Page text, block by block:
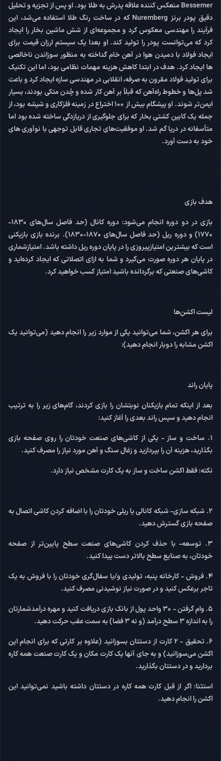
Bessemer منعکس کننده علاقه پدرش به طلا بود. او پس از تجزیه و تحلیل
دقیق پودر برنز Nuremberg که در ساخت رنگ طلا استفاده می‌شد، این
فرآیند را مهندسی معکوس کرد و مجموعه‌ای از شش ماشین بخار را ایجاد
کرد که می‌توانست پودر را تولید کند. او بعدا یک سیستم ارزان قیمت برای
ایجاد فولاد با دمیدن هوا در آهن خام گداخته به منظور سوزاندن ناخالصی
ها ایجاد کرد. هدف در ابتدا کاهش هزینه مهمات نظامی بود، اما این تکنیک
برای تولید فولاد مقرون به صرفه، انقلابی در مهندسی سازه ایجاد کرد و باعث
شد پل‌ها و خطوط راه‌آهن که قبلاً بر آهن کار شده و چُدن متکی بودند، بسیار
ایمن‌تر شوند. او پیشگام بیش از 100 اختراع در زمینه فلزکاری و شیشه بود، از
جمله یک کابین کشتی بخار که برای جلوگیری از دریازدگی ساخته شده بود اما
متأسفانه در دریا گم شد. او موفقیت‌های تجاری قابل توجهی با نوآوری های
خود به دست آورد.
هدف بازی
بازی در دو دوره انجام می‌شود: دوره کانال (حد فاصل سال‌های 1830-
1770) و دوره ریل (حد فاصل سال‌های 1870-1830). برنده بازی بازیکنی
است که بیشترین امتیازپیروزی را در پایان دوره ریل داشته باشد. امتیازشماری
در پایان هر دوره صورت می‌گیرد و شما به ازای اتصلاتی که ایجاد کرده‌اید و
کاشی‌های صنعتی که برگردانده باشید امتیاز کسب خواهید کرد.
لیست اکشن‌ها
برای هر اکشن، شما می‌توانید یکی از موارد زیر را انجام دهید (می‌توانید یک
اکشن مشابه را دوبار انجام دهید):
پایان راند
بعد از اینکه تمام بازیکنان نوبتشان را بازی کردند، گام‌های زیر را به ترتیب
انجام دهید و سپس راند بعدی را آغاز کنید:
1. ساخت و ساز -
یکی از کاشی‌های صنعت خودتان را روی صفحه بازی
بگذارید، هزینه آن را بپردازید و زغال سنگ و آهن مورد نیاز را مصرف کنید.
نکته:فقط اکشن ساخت و ساز به یک کارت مشخص نیاز دارد.
2. شبکه سازی-
شبکه کانالی یا ریلی خودتان را با اضافه کردن کاشی اتصال به
صفحه بازی گسترش دهید.
3. توسعه-
با حذف کردن کاشی‌های صنعت سطح پایین‌تر از صفحه
خودتان، به صنایع سطح بالاتر دست پیدا کنید.
4. فروش -
کارخانه پنبه، تولیدی و/یا سفال‌گری خودتان را با فروش به یک
تاجر برعکس کنید و در صورت نیاز نوشیدنی مصرف کنید.
5. وام گرفتن -
30 واحد پول از بانک بازی دریافت کنید و مهره درآمدشمارتان
را به اندازه 3 سطح درآمد (و نه 3 فضا) به سمت عقب حرکت دهید.
6. تحقیق -
2 کارت از دستتان بسوزانید (علاوه بر کارتی که برای انجام این
اکشن می‌سوزانید) و به جای آنها یک کارت مکان و یک کارت صنعت همه کاره
بردارید و در دستتان بگذارید.
استثنا:اگر از قبل کارت همه کاره در دستتان داشته باشید نمی‌توانید این
اکشن را انجام دهید.